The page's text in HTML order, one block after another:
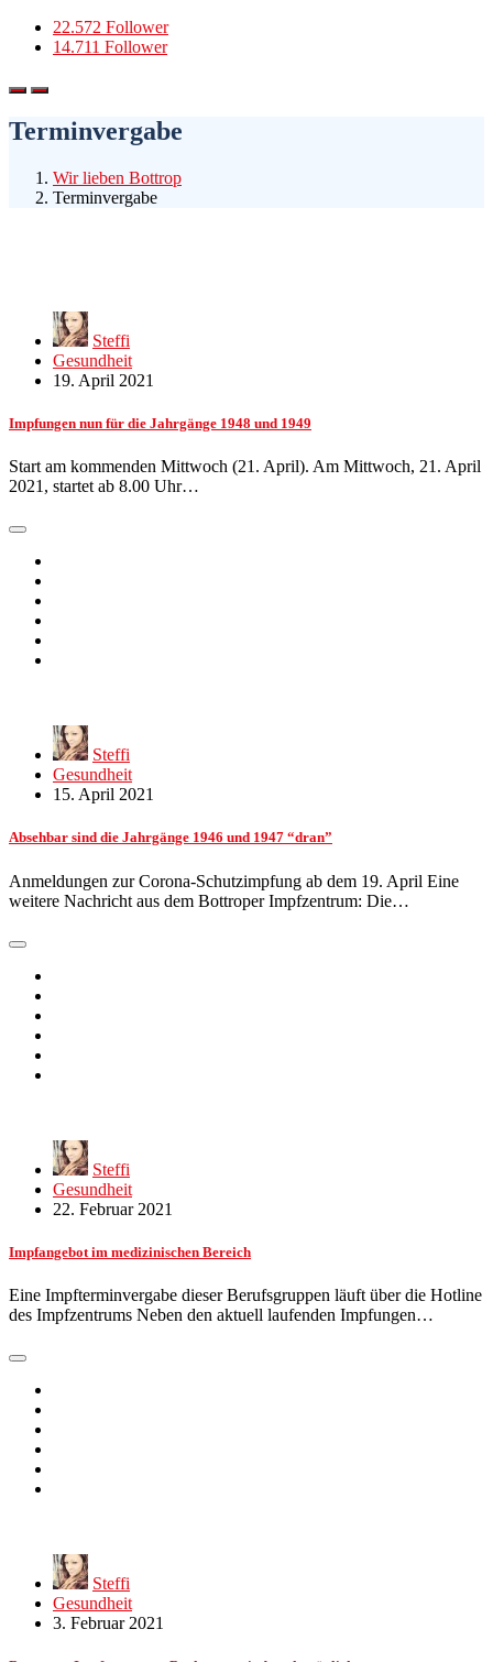
22.572 Follower
14.711 Follower
Terminvergabe
Wir lieben Bottrop
Terminvergabe
Steffi
Gesundheit
19. April 2021
Impfungen nun für die Jahrgänge 1948 und 1949
Start am kommenden Mittwoch (21. April). Am Mittwoch, 21. April
2021, startet ab 8.00 Uhr…
Steffi
Gesundheit
15. April 2021
Absehbar sind die Jahrgänge 1946 und 1947 “dran”
Anmeldungen zur Corona-Schutzimpfung ab dem 19. April Eine
weitere Nachricht aus dem Bottroper Impfzentrum: Die…
Steffi
Gesundheit
22. Februar 2021
Impfangebot im medizinischen Bereich
Eine Impfterminvergabe dieser Berufsgruppen läuft über die Hotline
des Impfzentrums Neben den aktuell laufenden Impfungen…
Steffi
Gesundheit
3. Februar 2021